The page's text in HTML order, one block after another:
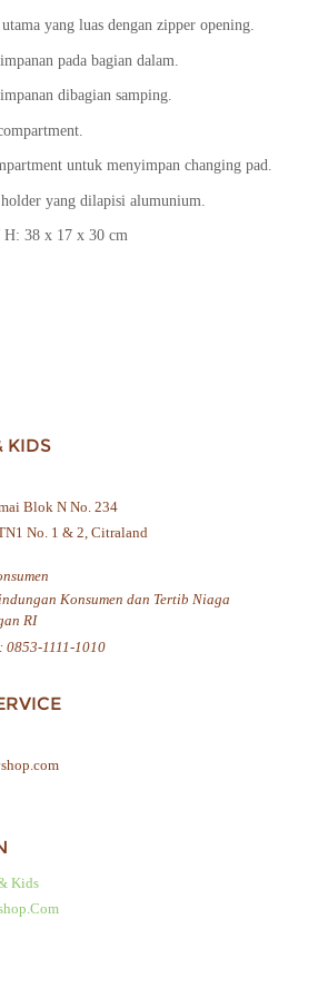
yang luas dengan zipper opening.
pada bagian dalam.
dibagian samping.
untuk menyimpan changing pad.
yang dilapisi alumunium.
38 x 17 x 30 cm
KIDS
Blok N No. 234
No. 1 & 2, Citraland
Konsumen dan Tertib Niaga
RI
0853-1111-1010
Kids